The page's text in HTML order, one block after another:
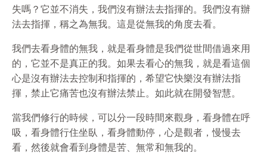
失嗎？它並不消失，我們沒有辦法去指揮的。我們沒有辦
法去指揮，稱之為無我。這是從無我的角度去看。
我們去看身體的無我，就是看身體是我們從世間借過來用
的，它並不是真正的我。如果去看心的無我，就是看這個
心是沒有辦法去控制和指揮的，希望它快樂沒有辦法指
揮，禁止它痛苦也沒有辦法禁止。如此就在開發智慧。
當我們修行的時候，可以分一段時間來觀身，看身體在呼
吸，看身體行住坐臥，看身體動停，心是觀者，慢慢去
看，然後就會看到身體是苦、無常和無我的。